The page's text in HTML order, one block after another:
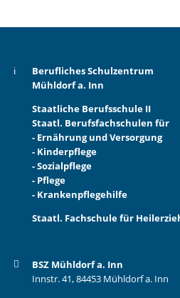
Berufliches Schulzentrum
Mühldorf a. Inn
Staatliche Berufsschule II
Staatl. Berufsfachschulen für
- Ernährung und Versorgung
- Kinderpflege
- Sozialpflege
- Pflege
- Krankenpflegehilfe
Staatl. Fachschule für
BSZ Mühldorf a. Inn
Innstr. 41, 84453 Mühldorf a. Inn